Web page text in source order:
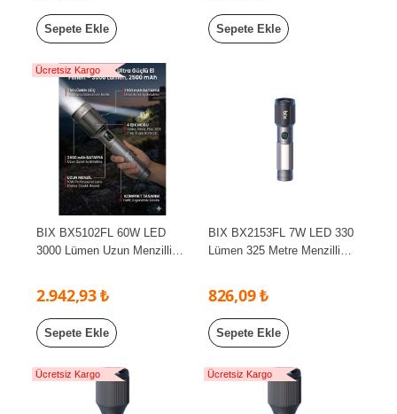
Sepete Ekle Sepete Ekle
Ücretsiz Kargo
BIX BX5102FL 60W LED
3000 Lümen Uzun Menzilli
2.942,93 ₺
Sepete Ekle
BIX BX2153FL 7W LED 330
Lümen 325 Metre Menzilli
826,09 ₺
Sepete Ekle
Ücretsiz Kargo Ücretsiz Kargo